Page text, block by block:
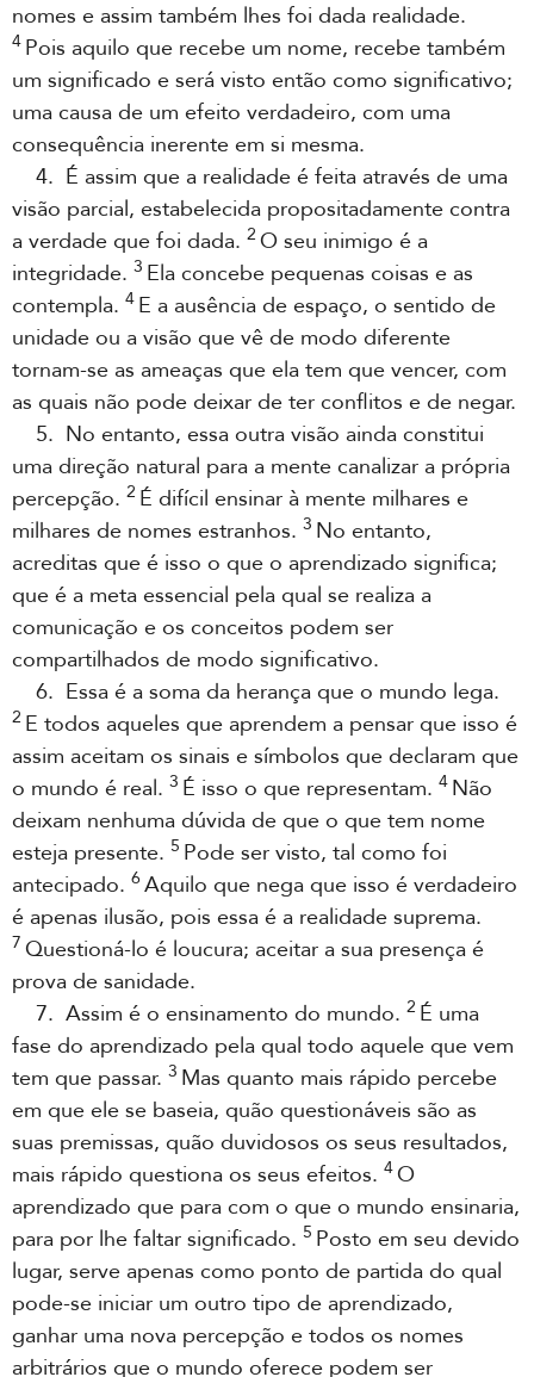
nomes e assim também lhes foi dada realidade.
4 Pois aquilo que recebe um nome, recebe também
um significado e será visto então como significativo;
uma causa de um efeito verdadeiro, com uma
consequência inerente em si mesma.
4. É assim que a realidade é feita através de uma
visão parcial, estabelecida propositadamente contra
a verdade que foi dada. 2 O seu inimigo é a
integridade. 3 Ela concebe pequenas coisas e as
contempla. 4 E a ausência de espaço, o sentido de
unidade ou a visão que vê de modo diferente
tornam-se as ameaças que ela tem que vencer, com
as quais não pode deixar de ter conflitos e de negar.
5. No entanto, essa outra visão ainda constitui
uma direção natural para a mente canalizar a própria
percepção. 2 É difícil ensinar à mente milhares e
milhares de nomes estranhos. 3 No entanto,
acreditas que é isso o que o aprendizado significa;
que é a meta essencial pela qual se realiza a
comunicação e os conceitos podem ser
compartilhados de modo significativo.
6. Essa é a soma da herança que o mundo lega.
2 E todos aqueles que aprendem a pensar que isso é
assim aceitam os sinais e símbolos que declaram que
o mundo é real. 3 É isso o que representam. 4 Não
deixam nenhuma dúvida de que o que tem nome
esteja presente. 5 Pode ser visto, tal como foi
antecipado. 6Aquilo que nega que isso é verdadeiro
é apenas ilusão, pois essa é a realidade suprema.
7 Questioná-lo é loucura; aceitar a sua presença é
prova de sanidade.
7. Assim é o ensinamento do mundo. 2 É uma
fase do aprendizado pela qual todo aquele que vem
tem que passar. 3 Mas quanto mais rápido percebe
em que ele se baseia, quão questionáveis são as
suas premissas, quão duvidosos os seus resultados,
mais rápido questiona os seus efeitos. 4O
aprendizado que para com o que o mundo ensinaria,
para por lhe faltar significado. 5 Posto em seu devido
lugar, serve apenas como ponto de partida do qual
pode-se iniciar um outro tipo de aprendizado,
ganhar uma nova percepção e todos os nomes
arbitrários que o mundo oferece podem ser